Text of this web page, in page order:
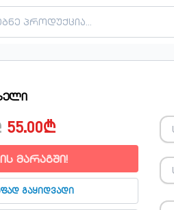
55.00₾
მარაგში!
გაყიდვადი